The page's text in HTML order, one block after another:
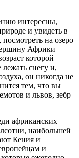
интересны,
и увидеть в
на озеро
Африки –
которой
лежать снегу и,
он никогда не
тем, что вы
и львов, зебр
африканских
наибольшей
Кения и
и